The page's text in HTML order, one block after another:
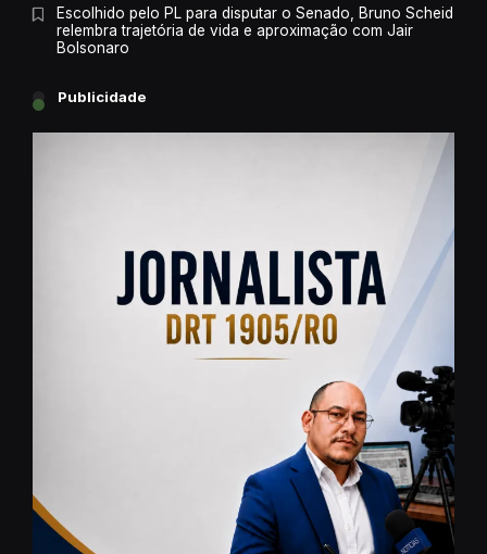
Escolhido pelo PL para disputar o Senado, Bruno Scheid
relembra trajetória de vida e aproximação com Jair
Bolsonaro
Publicidade